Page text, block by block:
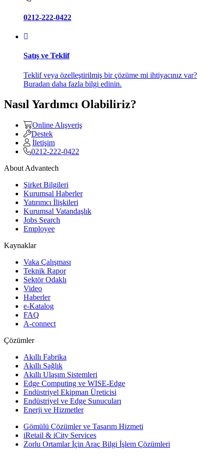
0212-222-0422
Satış ve Teklif
Teklif veya özelleştirilmiş bir çözüme mi ihtiyacınız var?
Buradan daha fazla bilgi edinin.
Nasıl Yardımcı Olabiliriz?
Online Alışveriş
Destek
İletişim
0212-222-0422
About Advantech
Şirket Bilgileri
Kurumsal Haberler
Yatırımcı İlişkileri
Kurumsal Vatandaşlık
Jobs Search
Employee
Kaynaklar
Vaka Çalışması
Teknik Rapor
Sektör Odaklı
Video
Haberler
e-Katalog
FAQ
A-connect
Çözümler
Akıllı Fabrika
Akıllı Sağlık
Akıllı Ulaşım Sistemleri
Edge Computing ve WISE-Edge
Endüstriyel Ekipman Üreticisi
Endüstriyel ve Edge Sunucuları
Enerji ve Hizmetler
Gömülü Çözümler ve Tasarım Hizmeti
iRetail & iCity Services
Zorlu Ortamlar İçin Araç Bilgi İşlem Çözümleri